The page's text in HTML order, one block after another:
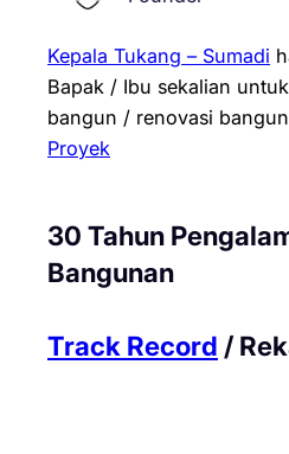
Kepala Tukang – Sumadi
Bapak / Ibu sekalian
bangun / renovasi
Proyek
30 Tahun
Bangunan
Track Record /